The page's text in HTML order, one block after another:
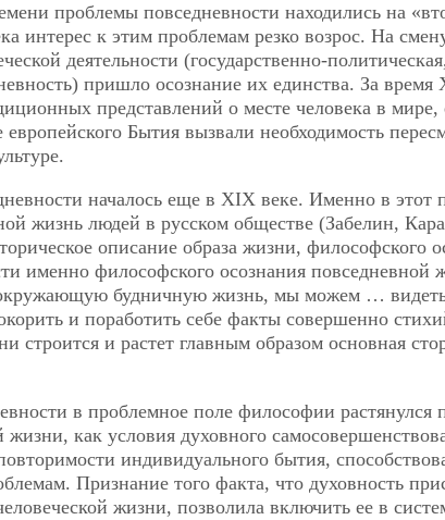
проблемы повседневности находились на
интерес к этим проблемам резко возрос. На
деятельности (государственно-
пришло осознание их единства. За
представлений о месте человека в мире,
Бытия вызвали необходимость
началось еще в ХIХ веке. Именно в этот
жизнь людей в русском обществе (Забелин,
описание образа жизни, философского
именно философского осознания повседневной
будничную жизнь, мы можем … видеть
и поработить себе факты совершенно
строится и растет главным образом основная
в проблемное поле философии растянулся
как условия духовного
индивидуального бытия,
Признание того факта, что духовность
жизни, позволила включить ее в